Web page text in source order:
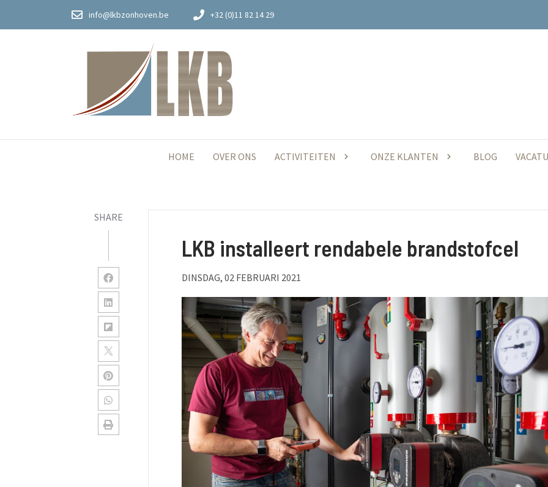
info@lkbzonhoven.be +32 (0)11 82 14 29
HOME OVER ONS ACTIVITEITEN ONZE KLANTEN BLOG
SHARE
LKB installeert rendabele brandstofcel
DINSDAG, 02 FEBRUARI 2021